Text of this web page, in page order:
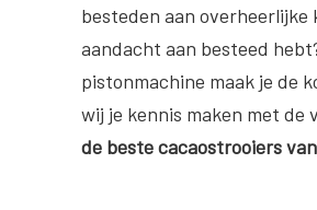
besteden aan overheerlijke
aandacht aan besteed
pistonmachine maak je de
wij je kennis maken met de
de beste cacaostrooiers